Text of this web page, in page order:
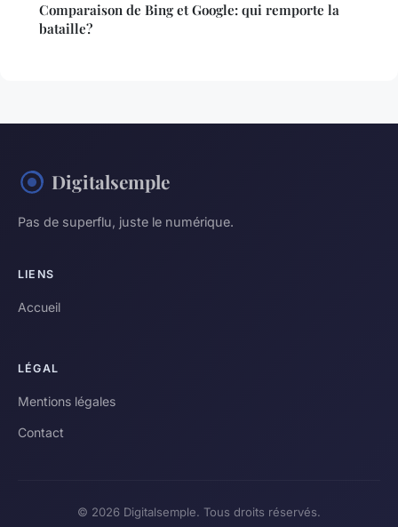
Comparaison de Bing et Google: qui remporte la
bataille?
Digitalsemple
Pas de superflu, juste le numérique.
LIENS
Accueil
LÉGAL
Mentions légales
Contact
© 2026 Digitalsemple. Tous droits réservés.